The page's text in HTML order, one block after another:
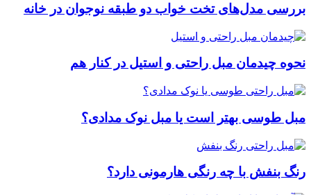
بررسی مدل‌های تخت خواب دو طبقه نوجوان در خانه
نحوه چیدمان مبل راحتی و استیل در کنار هم
مبل طوسی بهتر است یا مبل نوک مدادی؟
رنگ بنفش با چه رنگی هارمونی دارد؟